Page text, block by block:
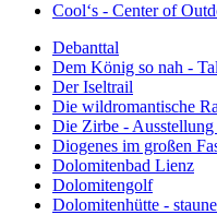
Cool‘s - Center of
Debanttal
Dem König so nah -
Der Iseltrail
Die wildromantische
Die Zirbe -
Diogenes im großen
Dolomitenbad Lienz
Dolomitengolf
Dolomitenhütte -